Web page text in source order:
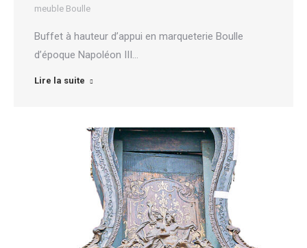
meuble Boulle
Buffet à hauteur d’appui en marqueterie Boulle
d’époque Napoléon III…
Lire la suite